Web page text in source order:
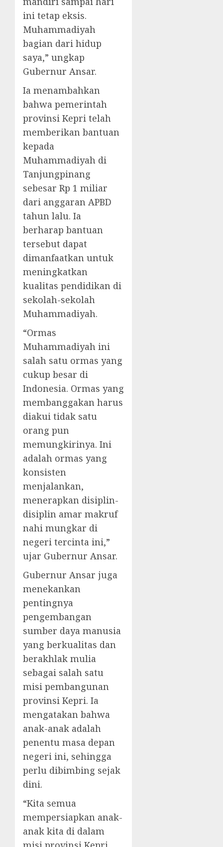
ini tetap eksis.
Muhammadiyah
bagian dari hidup
saya,” ungkap
Gubernur Ansar.
Ia menambahkan
bahwa pemerintah
provinsi Kepri telah
memberikan bantuan
kepada
Muhammadiyah di
Tanjungpinang
sebesar Rp 1 miliar
dari anggaran APBD
tahun lalu. Ia
berharap bantuan
tersebut dapat
dimanfaatkan untuk
meningkatkan
kualitas pendidikan di
sekolah-sekolah
Muhammadiyah.
“Ormas
Muhammadiyah ini
salah satu ormas yang
cukup besar di
Indonesia. Ormas yang
membanggakan harus
diakui tidak satu
orang pun
memungkirinya. Ini
adalah ormas yang
konsisten
menjalankan,
menerapkan disiplin-
disiplin amar makruf
nahi mungkar di
negeri tercinta ini,”
ujar Gubernur Ansar.
Gubernur Ansar juga
menekankan
pentingnya
pengembangan
sumber daya manusia
yang berkualitas dan
berakhlak mulia
sebagai salah satu
misi pembangunan
provinsi Kepri. Ia
mengatakan bahwa
anak-anak adalah
penentu masa depan
negeri ini, sehingga
perlu dibimbing sejak
dini.
“Kita semua
mempersiapkan anak-
anak kita di dalam